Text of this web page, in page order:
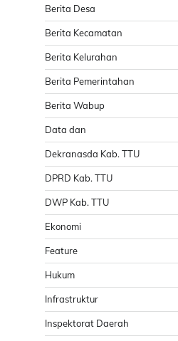
Berita Desa
Berita Kecamatan
Berita Kelurahan
Berita Pemerintahan
Berita Wabup
Data dan
Dekranasda Kab. TTU
DPRD Kab. TTU
DWP Kab. TTU
Ekonomi
Feature
Hukum
Infrastruktur
Inspektorat Daerah